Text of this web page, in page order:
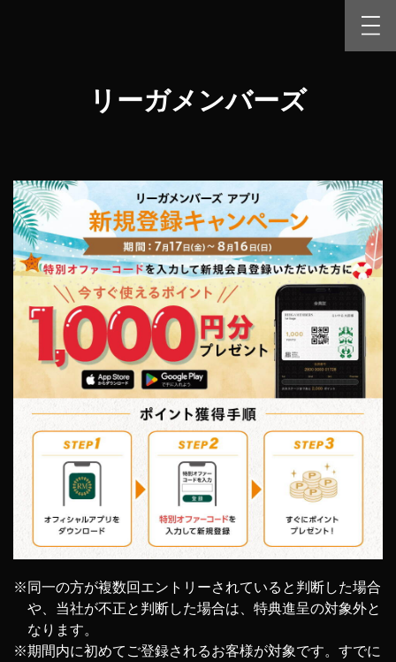
リーガメンバーズ
※同一の方が複数回エントリーされていると判断した場合
や、 当社が不正と判断した場合は、特典進呈の対象外と
なります。
※期間内に初めてご登録されるお客様が対象です。 すでに